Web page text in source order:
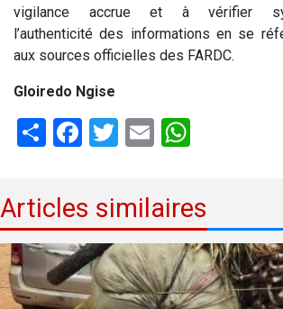
vigilance accrue et à vérifier
l’authenticité des informations en se
aux sources officielles des FARDC.
Gloiredo Ngise
ShareFacebook
Twitter
Email
Articles similaires